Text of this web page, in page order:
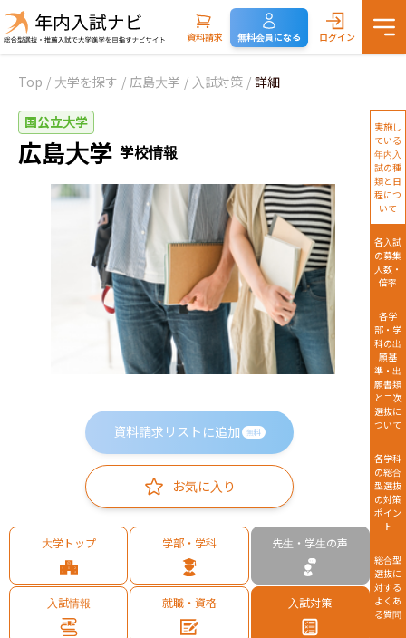
資料請求 無料会員になる ログイン
Top / 大学を探す / 広島大学 / 入試対策 / 詳細
国公立大学
広島大学 学校情報
資料請求リストに追加 無料
お気に入り
大学トップ 学部・学科 先生・学生の声
入試情報 就職・資格 入試対策
実施し
ている
年内入
試の種
類と日
程につ
いて
各入試
の募集
人数・
倍率
各学
部・学
科の出
願基
準・出
願書類
と二次
選抜に
ついて
各学科
の総合
型選抜
の対策
ポイン
ト
総合型
選抜に
対する
よくあ
る質問